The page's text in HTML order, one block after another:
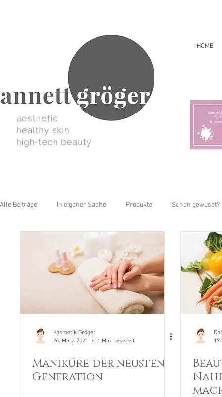
HOME
Alle Beiträge In eigener Sache Produkte Schon gewusst?
Kosmetik Gröger
26. März 2021
1 Min. Lesezeit
Maniküre der neusten
Generation